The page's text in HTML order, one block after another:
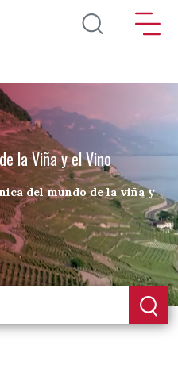
Pasar al contenido principal
la Viña y el Vino
del mundo de la viña y